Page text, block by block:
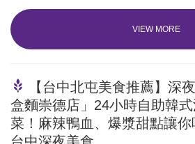
VIEW MORE
【台中北屯美食推薦】深
盒麵崇德店」24小時自助韓
菜！麻辣鴨血、爆漿甜點讓